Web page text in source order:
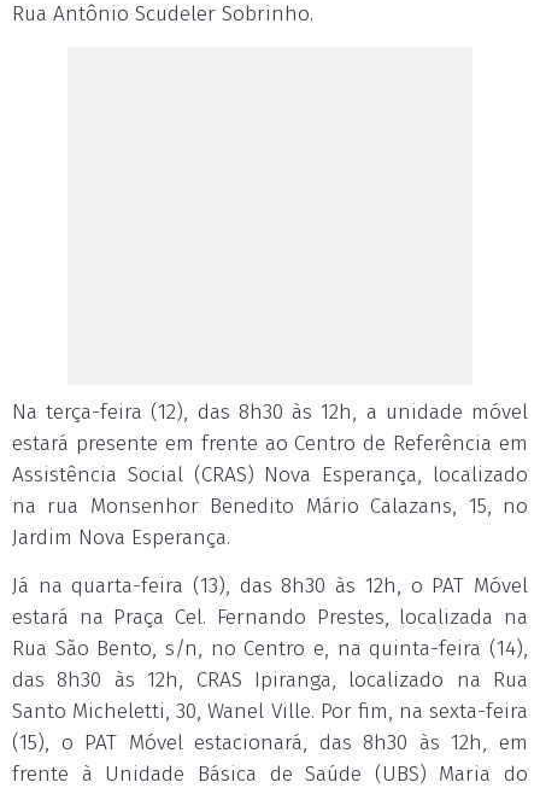
Rua Antônio Scudeler Sobrinho.
Na terça-feira (12), das 8h30 às 12h, a unidade móvel
estará presente em frente ao Centro de Referência em
Assistência Social (CRAS) Nova Esperança, localizado
na rua Monsenhor Benedito Mário Calazans, 15, no
Jardim Nova Esperança.
Já na quarta-feira (13), das 8h30 às 12h, o PAT Móvel
estará na Praça Cel. Fernando Prestes, localizada na
Rua São Bento, s/n, no Centro e, na quinta-feira (14),
das 8h30 às 12h, CRAS Ipiranga, localizado na Rua
Santo Micheletti, 30, Wanel Ville. Por fim, na sexta-feira
(15), o PAT Móvel estacionará, das 8h30 às 12h, em
frente à Unidade Básica de Saúde (UBS) Maria do